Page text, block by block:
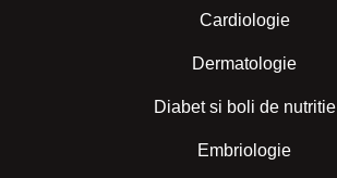
Cardiologie
Dermatologie
Diabet si boli de nutritie
Embriologie